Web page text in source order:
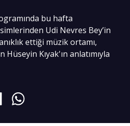
bu hafta
Udi Nevres Bey’in
ettiği müzik ortamı,
Hüseyin Kıyak'ın anlatımıyla